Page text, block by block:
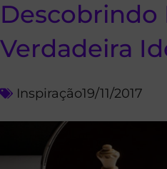
Descobrindo
Verdadeira
Inspiração19/11/2017